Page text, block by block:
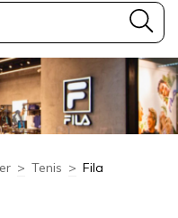
> Tenis > Fila